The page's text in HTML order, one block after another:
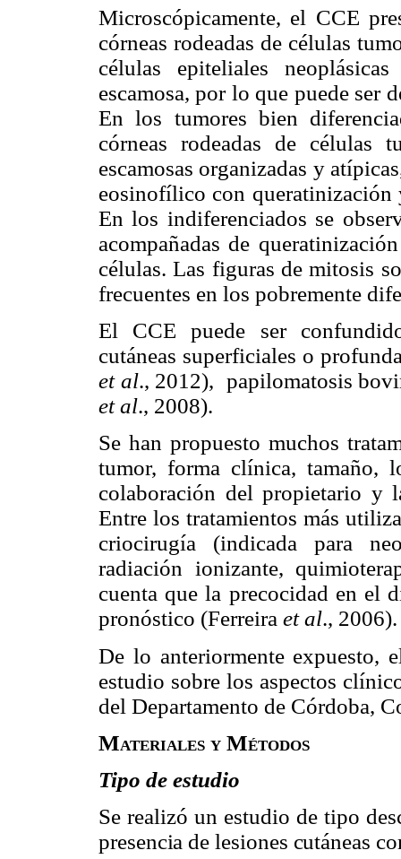
Microscópicamente, el CCE
córneas rodeadas de células
células epiteliales
escamosa, por lo que puede ser
En los tumores bien
córneas rodeadas de células
escamosas organizadas y
eosinofílico con
En los indiferenciados se
acompañadas de
células. Las figuras de mitosis
frecuentes en los pobremente
El CCE puede ser
cutáneas superficiales o
et al., 2012), papilomatosis
et al., 2008).
Se han propuesto muchos
tumor, forma clínica, tamaño,
colaboración del propietario y
Entre los tratamientos más
criocirugía (indicada para
radiación ionizante,
cuenta que la precocidad en el
pronóstico (Ferreira et al., 2006).
De lo anteriormente expuesto,
estudio sobre los aspectos
del Departamento de Córdoba,
Materiales y Métodos
Tipo de estudio
Se realizó un estudio de tipo
presencia de lesiones cutáneas